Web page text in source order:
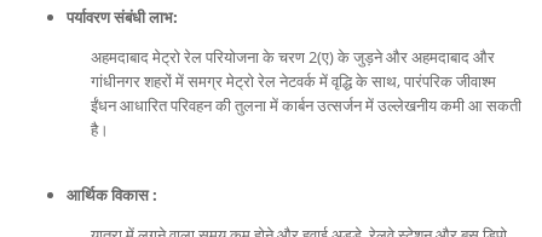
पर्यावरण संबंधी लाभ:
अहमदाबाद मेट्रो रेल परियोजना के चरण 2(ए) के जुड़ने और अहमदाबाद और
गांधीनगर शहरों में समग्र मेट्रो रेल नेटवर्क में वृद्धि के साथ, पारंपरिक जीवाश्म
ईंधन आधारित परिवहन की तुलना में कार्बन उत्सर्जन में उल्लेखनीय कमी आ सकती
है।
आर्थिक विकास :